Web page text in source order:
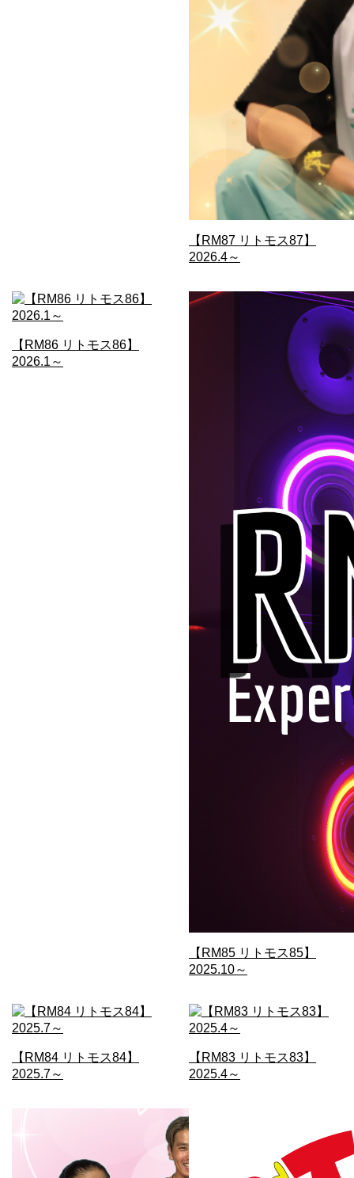
【RM87 リトモス87】
2026.4～
【RM86 リトモス86】
2026.1～
【RM85 リトモス85】
2025.10～
【RM84 リトモス84】
2025.7～
【RM83 リトモス83】
2025.4～